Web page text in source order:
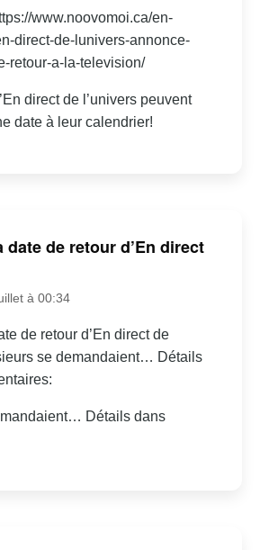
www.noovomoi.ca/en-
direct-de-lunivers-annonce-
retour-a-la-television/
direct de l’univers peuvent
date à leur calendrier!
date de retour d’En direct
à 00:34
de retour d’En direct de
se demandaient… Détails
Détails dans